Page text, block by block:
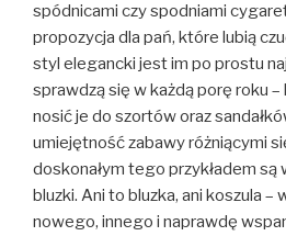
spódnicami czy spodniami
propozycja dla pań, które lubią
styl elegancki jest im po prostu
sprawdzą się w każdą porę roku –
nosić je do szortów oraz
umiejętność zabawy różniącymi
doskonałym tego przykładem są
bluzki. Ani to bluzka, ani koszula –
nowego, innego i naprawdę